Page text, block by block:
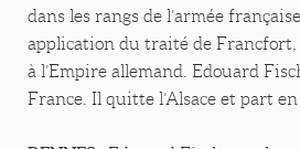
dans les rangs de l’armée
application du traité de Francfort,
à l’Empire allemand. Edouard
France. Il quitte l’Alsace et part en